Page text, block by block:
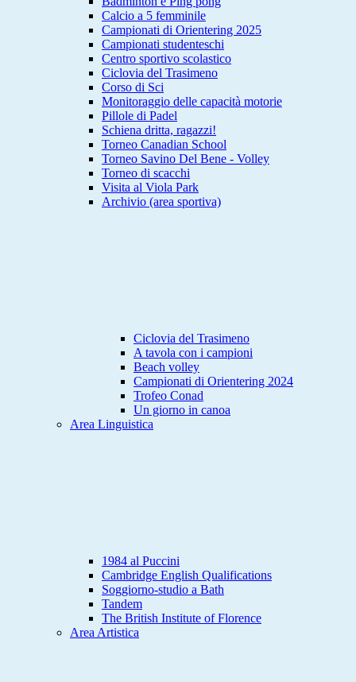
Calcio a 5 femminile
Campionati di Orientering 2025
Campionati studenteschi
Centro sportivo scolastico
Ciclovia del Trasimeno
Corso di Sci
Monitoraggio delle capacità motorie
Pillole di Padel
Schiena dritta, ragazzi!
Torneo Canadian School
Torneo Savino Del Bene - Volley
Torneo di scacchi
Visita al Viola Park
Archivio (area sportiva)
Ciclovia del Trasimeno
A tavola con i campioni
Beach volley
Campionati di Orientering 2024
Trofeo Conad
Un giorno in canoa
Area Linguistica
1984 al Puccini
Cambridge English Qualifications
Soggiorno-studio a Bath
Tandem
The British Institute of Florence
Area Artistica